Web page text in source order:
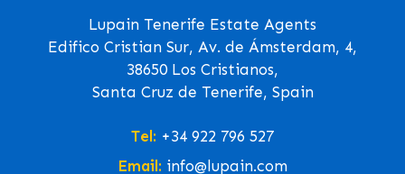
Lupain Tenerife Estate Agents
Edifico Cristian Sur, Av. de Ámsterdam, 4,
38650 Los Cristianos,
Santa Cruz de Tenerife, Spain
Tel: +34 922 796 527
Email: info@lupain.com